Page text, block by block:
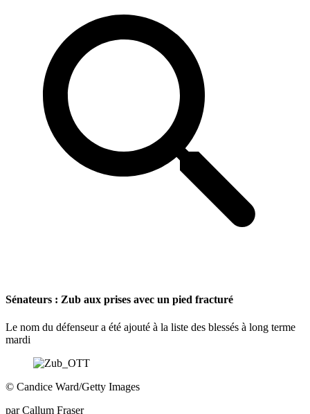
Sénateurs : Zub aux prises avec un pied fracturé
Le nom du défenseur a été ajouté à la liste des blessés à long terme
mardi
© Candice Ward/Getty Images
par Callum Fraser